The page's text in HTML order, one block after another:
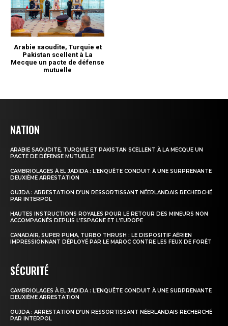
NATION
ARABIE SAOUDITE, TURQUIE ET PAKISTAN SCELLENT À LA MECQUE UN
PACTE DE DÉFENSE MUTUELLE
CAMBRIOLAGES À EL JADIDA : L’ENQUÊTE CONDUIT À UNE SURPRENANTE
DEUXIÈME ARRESTATION
OUJDA : ARRESTATION D’UN RESSORTISSANT NÉERLANDAIS RECHERCHÉ
PAR INTERPOL
HAUTES INSTRUCTIONS ROYALES POUR LE RETOUR DES MINEURS NON
ACCOMPAGNÉS DEPUIS L’ESPAGNE ET L’EUROPE
CANADAIR, SUPER PUMA, TURBO THRUSH : LE DISPOSITIF AÉRIEN
IMPRESSIONNANT DÉPLOYÉ PAR LE MAROC CONTRE LES FEUX DE FORÊT
SÉCURITÉ
CAMBRIOLAGES À EL JADIDA : L’ENQUÊTE CONDUIT À UNE SURPRENANTE
DEUXIÈME ARRESTATION
OUJDA : ARRESTATION D’UN RESSORTISSANT NÉERLANDAIS RECHERCHÉ
PAR INTERPOL